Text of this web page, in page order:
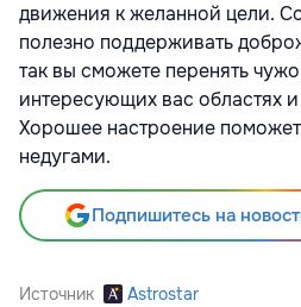
движения к желанной цели.
полезно поддерживать
так вы сможете перенять
интересующих вас областях
Хорошее настроение
недугами.
Подпишитесь на
Источник Astrostar